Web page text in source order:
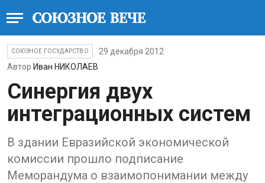
СОЮЗНОЕ ГОСУДАРСТВО
29 декабря 2012
Автор Иван НИКОЛАЕВ
Синергия двух
интеграционных систем
В здании Евразийской экономической
комиссии прошло подписание
Меморандума о взаимопонимании между